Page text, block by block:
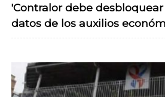
'Contralor debe
datos de los auxilios